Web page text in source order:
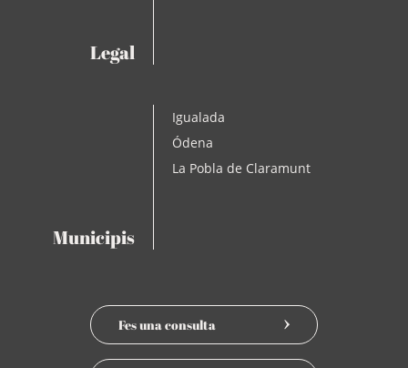
Legal
Municipis
Igualada
Ódena
La Pobla de Claramunt
Fes una consulta